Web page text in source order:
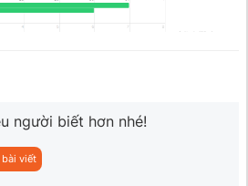
người biết hơn nhé!
bài viết